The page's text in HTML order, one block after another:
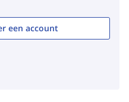
een account